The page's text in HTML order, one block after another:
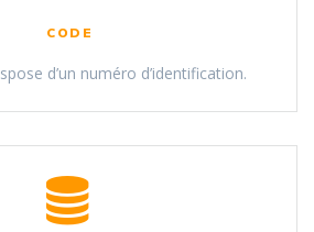
CODE
d’un numéro d’identification.